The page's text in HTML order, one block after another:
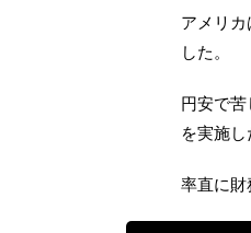
アメリ
した。
円安で
を実施し
率直に財